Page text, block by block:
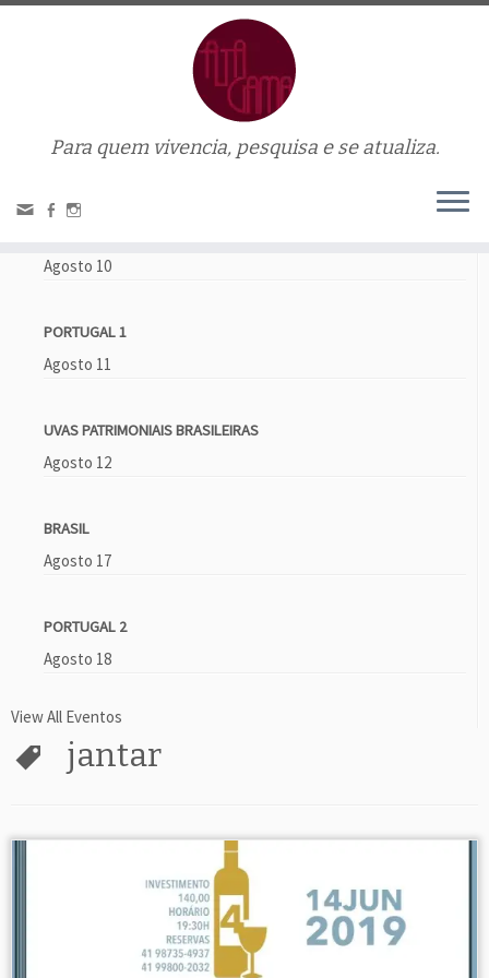
Para quem vivencia, pesquisa e se atualiza.
»jantar
Agosto 10
PORTUGAL 1
Agosto 11
UVAS PATRIMONIAIS BRASILEIRAS
Agosto 12
BRASIL
Agosto 17
PORTUGAL 2
Agosto 18
View All Eventos
jantar